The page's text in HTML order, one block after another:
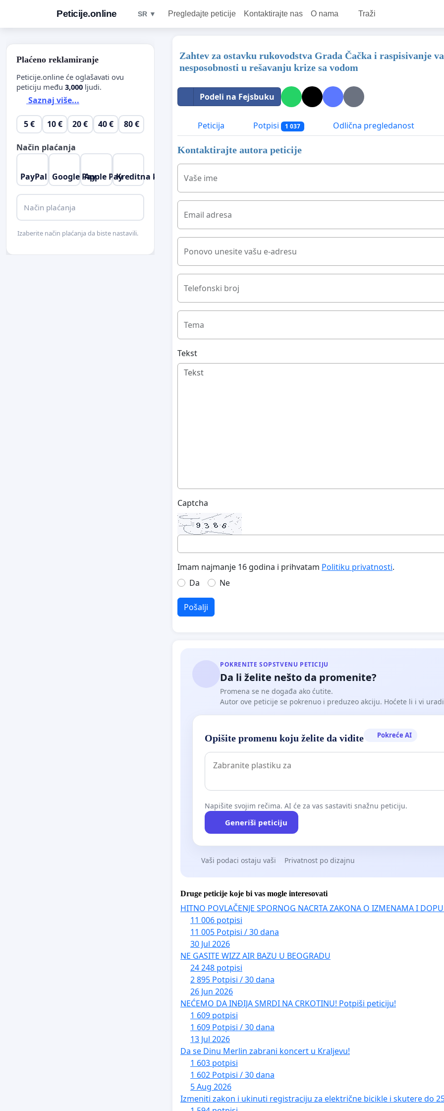
Peticije.online SR ▼ Pregledajte peticije Kontaktirajte nas O nama Traži
Zahtev za ostavku rukovodstva Grada Čačka i raspisivanje
nesposobnosti u rešavanju krize sa vodom
Podeli na Fejsbuku
Peticija Potpisi 1 037 Odlična pregledanost
Kontaktirajte autora peticije
Vaše ime
Email adresa
Ponovo unesite vašu e-adresu
Telefonski broj
Tema
Tekst
Captcha
Imam najmanje 16 godina i prihvatam Politiku privatnosti.
Da
Ne
Pošalji
POKRENITE SOPSTVENU PETICIJU
Da li želite nešto da promenite?
Promena se ne događa ako ćutite.
Autor ove peticije se pokrenuo i preduzeo akciju. Hoćete li i vi
Opišite promenu koju želite da vidite Pokreće AI
Napišite svojim rečima. AI će za vas sastaviti snažnu peticiju.
Generiši peticiju
Vaši podaci ostaju vaši Privatnost po dizajnu
Druge peticije koje bi vas mogle interesovati
HITNO POVLAČENJE SPORNOG NACRTA ZAKONA O IZMENAMA I
11 006 potpisi
11 005 Potpisi / 30 dana
30 Jul 2026
NE GASITE WIZZ AIR BAZU U BEOGRADU
24 248 potpisi
2 895 Potpisi / 30 dana
26 Jun 2026
NEĆEMO DA INĐIJA SMRDI NA CRKOTINU! Potpiši peticiju!
1 609 potpisi
1 609 Potpisi / 30 dana
13 Jul 2026
Da se Dinu Merlin zabrani koncert u Kraljevu!
1 603 potpisi
1 602 Potpisi / 30 dana
5 Aug 2026
Izmeniti zakon i ukinuti registraciju za električne bicikle i skutere do
Plaćeno reklamiranje
Peticije.online će oglašavati ovu
peticiju među 3,000 ljudi.
Saznaj više...
5 € 10 € 20 € 40 € 80 €
Način plaćanja
PayPal Google PayApple PayKreditna kartica
Način plaćanja
Izaberite način plaćanja da biste nastavili.